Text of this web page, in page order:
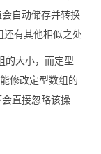
自动储存并转换
还有其他相似之处
大小，而定型
修改定型数组的
直接忽略该操